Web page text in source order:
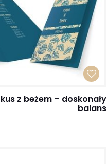
z beżem – doskonały
balans